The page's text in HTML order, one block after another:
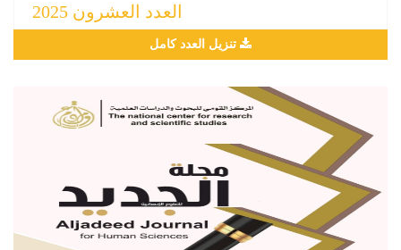
العدد العشرون 2025
تنزيل العدد كامل